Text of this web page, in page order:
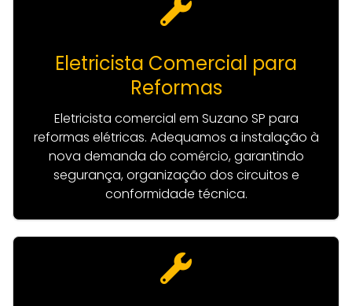
Eletricista Comercial para
Reformas
Eletricista comercial em Suzano SP para
reformas elétricas. Adequamos a instalação à
nova demanda do comércio, garantindo
segurança, organização dos circuitos e
conformidade técnica.